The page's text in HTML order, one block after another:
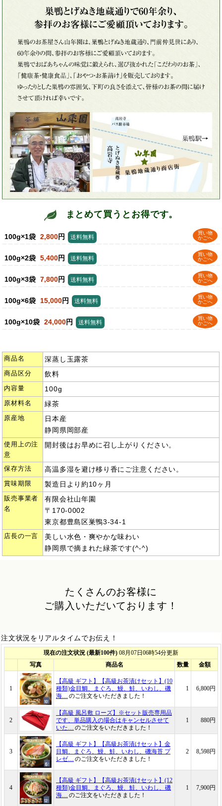
まとめて買うとお得です。
100g×1袋 2,800円
買い物
かごへ
送料無料
100g×2袋 5,400円
買い物
かごへ
送料無料
100g×3袋 7,800円
買い物
かごへ
送料無料
100g×6袋 15,000円
買い物
かごへ
送料無料
100g×10袋 24,000円
買い物
かごへ
送料無料
商品名 深蒸し玉露茶
商品区分 飲料
内容量 100g
原材料名 緑茶
原産地
日本産
静岡県岡部産
使用上の注
意
開封後はお早めに召し上がりください。
保存方法 高温多湿を避け移り香にご注意ください。
賞味期限 製造日より約10ヶ月
販売事業者
名
有限会社山年園
〒170-0002
東京都豊島区巣鴨3-34-1
店長の一言
美しい水色・爽やかな味わい
静岡県で摘まれた緑茶です(^-^)
たくさんのお客様に
ご購入いただいております！
注文状況をリアルタイムでお伝え！